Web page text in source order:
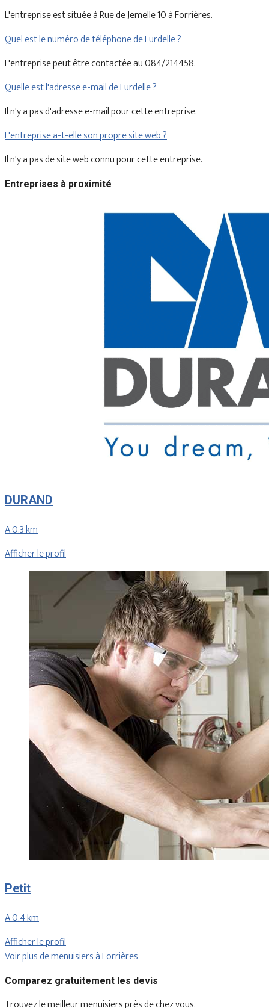
L'entreprise est située à Rue de Jemelle 10 à Forrières.
Quel est le numéro de téléphone de Furdelle ?
L'entreprise peut être contactée au 084/214458.
Quelle est l'adresse e-mail de Furdelle ?
Il n'y a pas d'adresse e-mail pour cette entreprise.
L'entreprise a-t-elle son propre site web ?
Il n'y a pas de site web connu pour cette entreprise.
Entreprises à proximité
DURAND
A 0.3 km
Afficher le profil
Petit
A 0.4 km
Afficher le profil
Voir plus de menuisiers à Forrières
Comparez gratuitement les devis